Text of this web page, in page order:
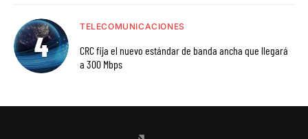
TELECOMUNICACIONES
CRC fija el nuevo estándar de banda ancha que llegará
a 300 Mbps